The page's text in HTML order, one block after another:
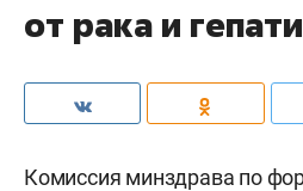
от рака и
Комиссия минздрава по